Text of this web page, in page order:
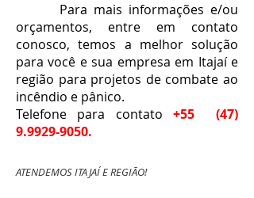
Para mais informações e/ou
orçamentos, entre em contato
conosco, temos a melhor solução
para você e sua empresa em Itajaí e
região para projetos de combate ao
incêndio e pânico.
Telefone para contato+55(47)
9.9929-9050.
ATENDEMOS ITAJAÍ E REGIÃO!